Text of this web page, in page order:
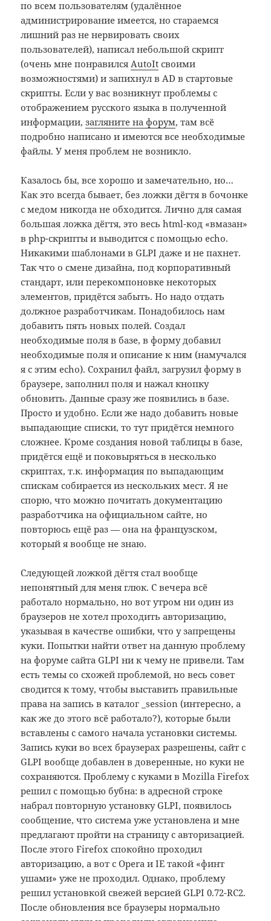
по всем пользователям (удалённое
администрирование имеется, но стараемся
лишний раз не нервировать своих
пользователей), написал небольшой скрипт
(очень мне понравилсяAutoIt своими
возможностями) и запихнул в AD в стартовые
скрипты. Если у вас возникнут проблемы с
отображением русского языка в полученной
информации,загляните на форум, там всё
подробно написано и имеются все необходимые
файлы. У меня проблем не возникло.
Казалось бы, все хорошо и замечательно, но…
Как это всегда бывает, без ложки дёгтя в бочонке
с медом никогда не обходится. Лично для самая
большая ложка дёгтя, это весь html-код «вмазан»
в php-скрипты и выводится с помощью echo.
Никакими шаблонами в GLPI даже и не пахнет.
Так что о смене дизайна, под корпоративный
стандарт, или перекомпоновке некоторых
элементов, придётся забыть. Но надо отдать
должное разработчикам. Понадобилось нам
добавить пять новых полей. Создал
необходимые поля в базе, в форму добавил
необходимые поля и описание к ним (намучался
я с этим echo). Сохранил файл, загрузил форму в
браузере, заполнил поля и нажал кнопку
обновить. Данные сразу же появились в базе.
Просто и удобно. Если же надо добавить новые
выпадающие списки, то тут придётся немного
сложнее. Кроме создания новой таблицы в базе,
придётся ещё и поковыряться в несколько
скриптах, т.к. информация по выпадающим
спискам собирается из нескольких мест. Я не
спорю, что можно почитать документацию
разработчика на официальном сайте, но
повторюсь ещё раз — она на французском,
который я вообще не знаю.
Следующей ложкой дёгтя стал вообще
непонятный для меня глюк. С вечера всё
работало нормально, но вот утром ни один из
браузеров не хотел проходить авторизацию,
указывая в качестве ошибки, что у запрещены
куки. Попытки найти ответ на данную проблему
на форуме сайта GLPI ни к чему не привели. Там
есть темы со схожей проблемой, но весь совет
сводится к тому, чтобы выставить правильные
права на запись в каталог _session (интересно, а
как же до этого всё работало?), которые были
вставлены с самого начала установки системы.
Запись куки во всех браузерах разрешены, сайт с
GLPI вообще добавлен в доверенные, но куки не
сохраняются. Проблему с куками в Mozilla Firefox
решил с помощью бубна: в адресной строке
набрал повторную установку GLPI, появилось
сообщение, что система уже установлена и мне
предлагают пройти на страницу с авторизацией.
После этого Firefox спокойно проходил
авторизацию, а вот с Opera и IE такой «финт
ушами» уже не проходил. Однако, проблему
решил установкой свежей версией GLPI 0.72-RC2.
После обновления все браузеры нормально